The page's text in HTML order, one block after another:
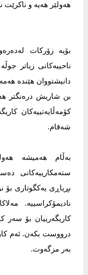
هەولێر هەیە و ناکرێت
بۆیە زۆرکات
ناحییەکانی زیاتر
دانیشتووان هێندە
بن شاریش درەنگتر
کۆمەڵایەتییەکان
شەقام.
بەڵام هەمیشە
ستەمکارییەکانی
بڕیاڕی یەکگوتاری بۆ
نادیمۆکراسییە.
کاریگەرییان بۆ سەر
درووست بکەن. ئەم
بەر مزگەوت.